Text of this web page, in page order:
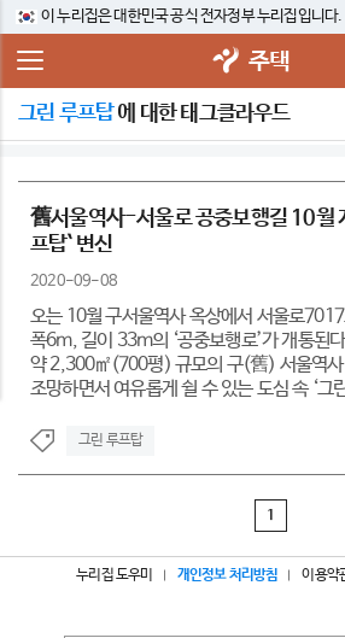
이 누리집은 대한민국 공식 전자정부 누리집입니다.
주택
그린 루프탑에 대한 태그클라우드
舊서울역사-서울로 공중보행길 10월
프탑` 변신
2020-09-08
오는 10월 구서울역사 옥상에서 서울로
폭6m, 길이 33m의 ‘공중보행로’가 개통된
약 2,300㎡(700평) 규모의 구(舊) 서울역사
조망하면서 여유롭게 쉴 수 있는 도심 속 ‘그
그린 루프탑
1
누리집 도우미 개인정보 처리방침 이용약